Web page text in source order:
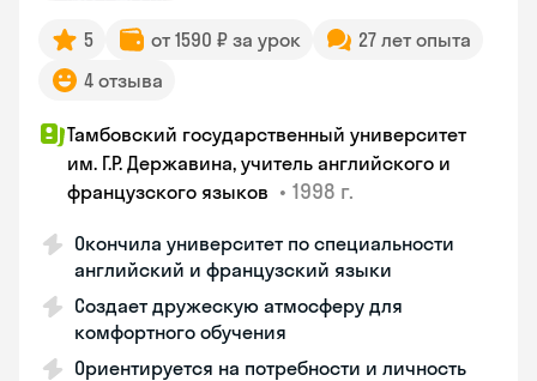
5 от 1590 ₽ за урок
27 лет опыта
4 отзыва
Тамбовский государственный университет
им. Г.Р. Державина, учитель английского и
французского языков • 1998 г.
Окончила университет по специальности
английский и французский языки
Создает дружескую атмосферу для
комфортного обучения
Ориентируется на потребности и личность